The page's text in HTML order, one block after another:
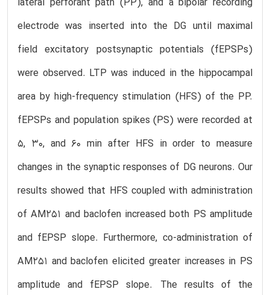
electrode was inserted into the DG until maximal
field excitatory postsynaptic potentials (fEPSPs)
were observed. LTP was induced in the hippocampal
area by high-frequency stimulation (HFS) of the PP.
fEPSPs and population spikes (PS) were recorded at
5, 30, and 60 min after HFS in order to measure
changes in the synaptic responses of DG neurons. Our
results showed that HFS coupled with administration
of AM251 and baclofen increased both PS amplitude
and fEPSP slope. Furthermore, co-administration of
AM251 and baclofen elicited greater increases in PS
amplitude and fEPSP slope. The results of the